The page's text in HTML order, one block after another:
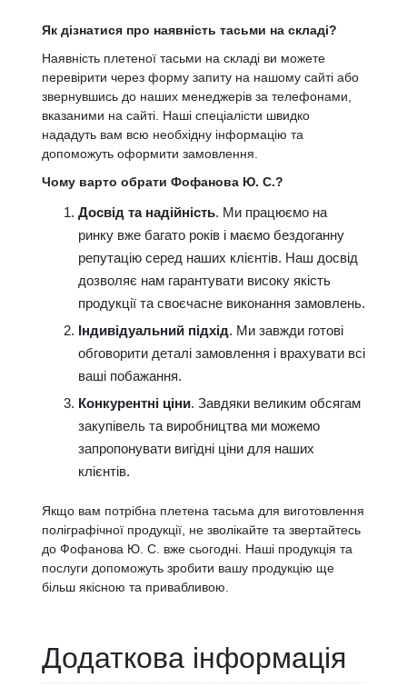
Як дізнатися про наявність тасьми на складі?
Наявність плетеної тасьми на складі ви можете
перевірити через форму запиту на нашому сайті або
звернувшись до наших менеджерів за телефонами,
вказаними на сайті. Наші спеціалісти швидко
нададуть вам всю необхідну інформацію та
допоможуть оформити замовлення.
Чому варто обрати Фофанова Ю. С.?
Досвід та надійність. Ми працюємо на
ринку вже багато років і маємо бездоганну
репутацію серед наших клієнтів. Наш досвід
дозволяє нам гарантувати високу якість
продукції та своєчасне виконання замовлень.
Індивідуальний підхід. Ми завжди готові
обговорити деталі замовлення і врахувати всі
ваші побажання.
Конкурентні ціни. Завдяки великим обсягам
закупівель та виробництва ми можемо
запропонувати вигідні ціни для наших
клієнтів.
Якщо вам потрібна плетена тасьма для виготовлення
поліграфічної продукції, не зволікайте та звертайтесь
до Фофанова Ю. С. вже сьогодні. Наші продукція та
послуги допоможуть зробити вашу продукцію ще
більш якісною та привабливою.
Додаткова інформація